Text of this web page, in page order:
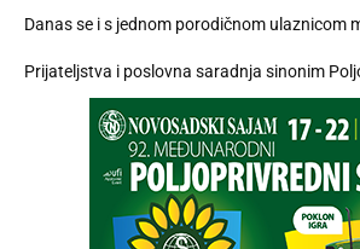
Danas se i s jednom porodičnom ulaznicom
Prijateljstva i poslovna saradnja sinonim